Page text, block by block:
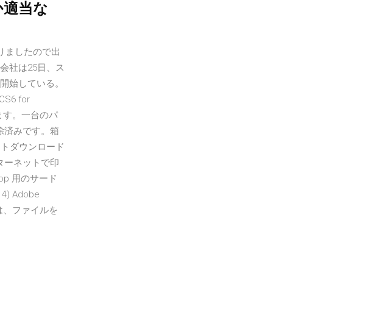
当な
ましたので出
社は25日、ス
始している。
for
す。一台のパ
済みです。箱
ダウンロード
ーネットで印
用のサード
Adobe
ファイルを